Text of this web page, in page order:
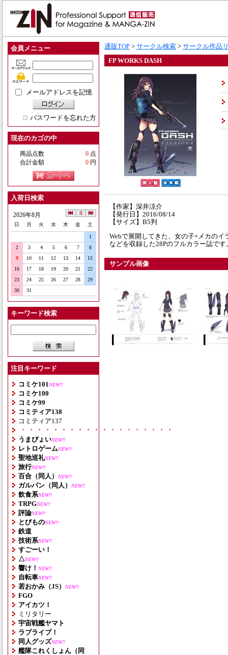
会員メニュー
メールアドレスを記憶
パスワードを忘れた方
現在のカゴの中
商品点数 0 点
合計金額
0 円
入荷日検索
2026年8月
日 月 火 水 木 金 土
1
2
3 4 5 6 7
8
9
10 11 12 13 14
15
16
17 18 19 20 21
22
23
24 25 26 27 28
29
30
31
キーワード検索
注目キーワード
コミケ101 NEW!!
コミケ100
コミケ99
コミティア138
コミティア137
・・・・・・・・・・・・・・・・・・・
うまぴょいNEW!!
レトロゲームNEW!!
聖地巡礼NEW!!
旅行NEW!!
百合（同人） NEW!!
ガルパン（同人） NEW!!
飲食系NEW!!
TRPGNEW!!
評論NEW!!
とびものNEW!!
鉄道
技術系NEW!!
すごーい！
△NEW!!
響け！ NEW!!
自転車NEW!!
若おかみ（JS） NEW!!
FGO
アイカツ！
ミリタリー
宇宙戦艦ヤマト
ラブライブ！
同人グッズNEW!!
艦隊これくしょん（同
通販TOP > サークル検索 > サークル作品
FP WORKS DASH
【作家】深井涼介
【発行日】2016/08/14
【サイズ】B5判
Webで展開してきた、女の子+メカの
などを収録した28Pのフルカラー誌です
サンプル画像